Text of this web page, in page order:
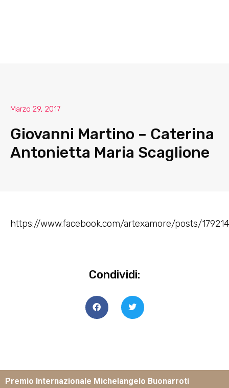
Marzo 29, 2017
Giovanni Martino – Caterina
Antonietta Maria Scaglione
https://www.facebook.com/artexamore/posts/
Condividi:
Premio Internazionale Michelangelo Buonarroti